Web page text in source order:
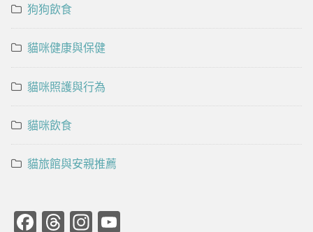
狗狗飲食
貓咪健康與保健
貓咪照護與行為
貓咪飲食
貓旅館與安親推薦
Facebook
ThreadsInstagram